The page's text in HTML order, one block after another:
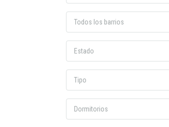
Todos los barrios
Estado
Tipo
Dormitorios